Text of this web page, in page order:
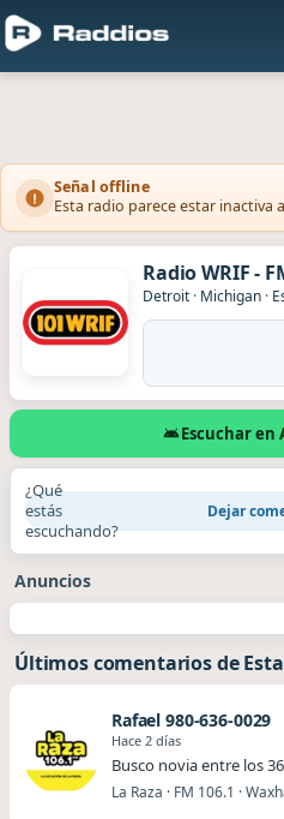
Señal offline
Esta radio parece estar inactiva
Radio WRIF -
Detroit · Michigan ·
Escuchar en
¿Qué
estás
escuchando?
Dejar
Anuncios
Últimos comentarios de
Rafael 980-636-0029
Hace 2 días
Busco novia entre los
La Raza · FM 106.1 ·